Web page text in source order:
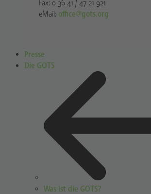
Fax: 0 36 41 / 47 21 921
eMail: office@gots.org
Presse
Die GOTS
Was ist die GOTS?